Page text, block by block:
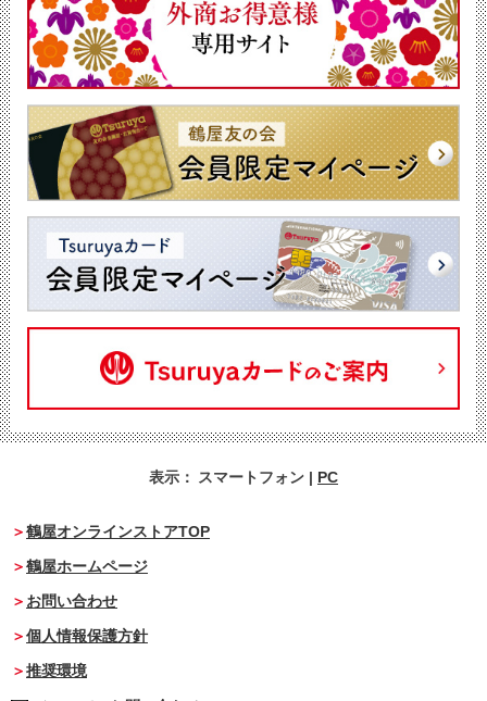
表示： スマートフォン | PC
鶴屋オンラインストアTOP
鶴屋ホームページ
お問い合わせ
個人情報保護方針
推奨環境